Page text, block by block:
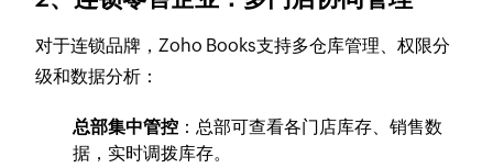
对于连锁品牌，Zoho Books支持多仓库管理、权限分
级和数据分析：
总部集中管控 ：总部可查看各门店库存、销售数
据，实时调拨库存。